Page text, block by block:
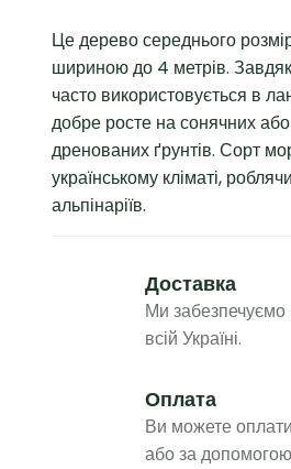
Це дерево середнього
шириною до 4 метрів.
часто використовується в
добре росте на сонячних або
дренованих ґрунтів. Сорт
українському кліматі,
альпінаріїв.
Доставка
Ми забезпечуємо
всій Україні.
Оплата
Ви можете
або за